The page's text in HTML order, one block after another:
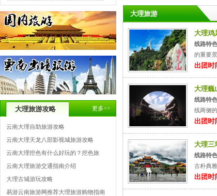
大理旅游攻略 更多>>
云南大理自助旅游攻略
云南大理天龙八部影视城旅游攻略
云南大理挖色有什么好玩的？挖色旅
云南大理旅游交通指南介绍
大理古城游玩攻略
易游云南旅游网推荐大理旅游购物指南
大理旅游
大理鸡
线路特
的重要
出团时
大理巍
线路特
线两侧
出团时
大理三
线路特
古朴典
出团时